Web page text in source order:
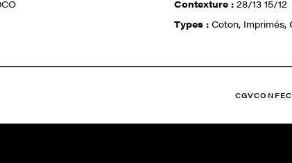
Contexture :28/13 15/12
Types :Coton, Imprimés,
CGV